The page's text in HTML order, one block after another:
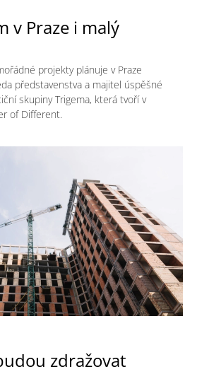
v Praze i malý
projekty plánuje v Praze
představenstva a majitel úspěšné
skupiny Trigema, která tvoří v
of Different.
zdražovat